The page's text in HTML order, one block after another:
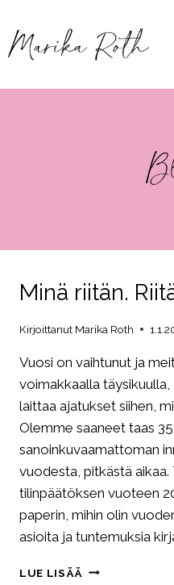
sisältöön
Minä riitän.
Kirjoittanut Marika Roth
Vuosi on vaihtunut ja
voimakkaalla täysikuulla,
laittaa ajatukset siihen,
Olemme saaneet taas
sanoinkuvaamattoman
vuodesta, pitkästä aikaa.
tilinpäätöksen vuoteen
paperin, mihin olin
asioita ja tuntemuksia
LUE LISÄÄ MINÄ